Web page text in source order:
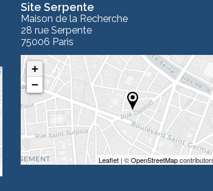
Site Serpente
Maison de la Recherche
28 rue Serpente
75006 Paris
+
−
Leaflet | ©OpenStreetMap